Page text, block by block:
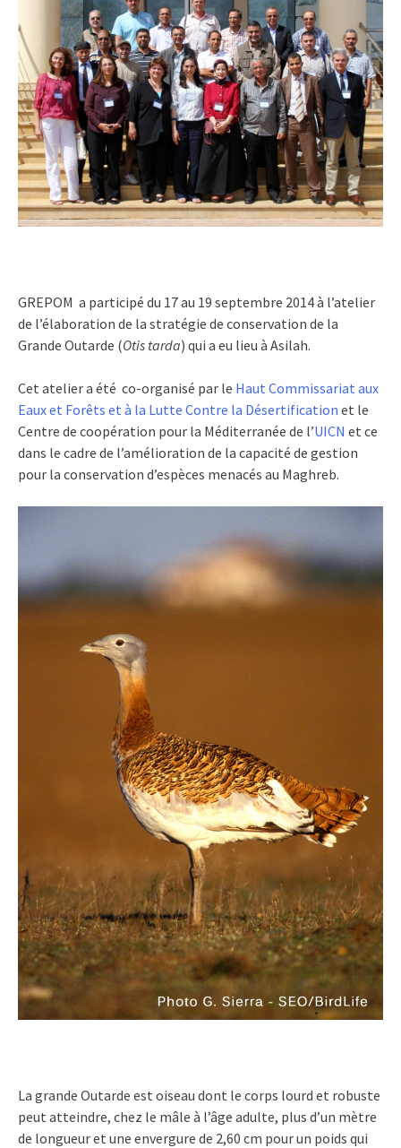
GREPOM a participé du 17 au 19 septembre 2014 à l’atelier
de l’élaboration de la stratégie de conservation de la
Grande Outarde (Otis tarda) qui a eu lieu à Asilah.
Cet atelier a été co-organisé par le Haut Commissariat aux
Eaux et Forêts et à la Lutte Contre la Désertification et le
Centre de coopération pour la Méditerranée de l’UICN et ce
dans le cadre de l’amélioration de la capacité de gestion
pour la conservation d’espèces menacés au Maghreb.
La grande Outarde est oiseau dont le corps lourd et robuste
peut atteindre, chez le mâle à l’âge adulte, plus d’un mètre
de longueur et une envergure de 2,60 cm pour un poids qui